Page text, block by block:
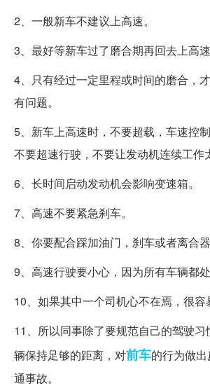
2、一般新车不建议上高速。
3、最好等新车过了磨合期再回去上高速
4、只有经过一定里程或时间的磨合，
有问题。
5、新车上高速时，不要超载，车速控
不要超速行驶，不要让发动机连续工作
6、长时间启动发动机会影响变速箱。
7、高速不要紧急刹车。
8、你要配合踩加油门，刹车或者离合器
9、高速行驶要小心，因为所有车辆都处
10、如果其中一个司机心不在焉，很容
11、所以同事除了要规范自己的驾驶
辆保持足够的距离，对前车的行为做
通事故。